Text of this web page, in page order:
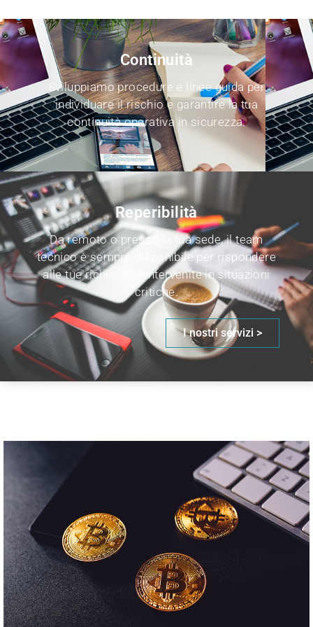
Continuità
Sviluppiamo procedure e linee guida per
individuare il rischio e garantirela tua
continuità operativa in sicurezza.
Reperibilità
Da remoto o presso la tua sede, il team
tecnico è sempre disponibile per rispondere
alle tue richieste e intervenite in situazioni
critiche.
I nostri servizi >